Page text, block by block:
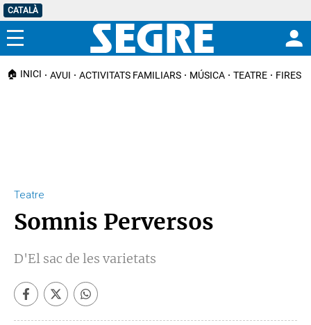
CATALÀ
Menú
🏠 INICI AVUI ACTIVITATS FAMILIARS MÚSICA TEATRE FIRES I
Teatre
Somnis Perversos
D'El sac de les varietats